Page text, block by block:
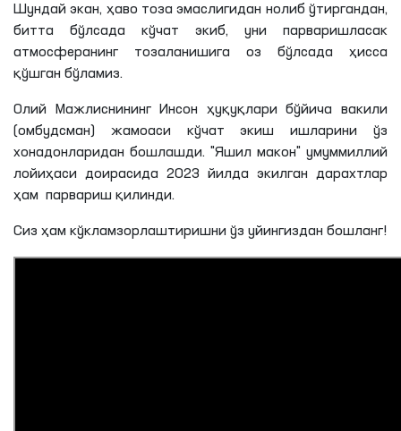
Шундай экан, ҳаво тоза эмаслигидан нолиб ўтиргандан,
битта бўлсада кўчат экиб, уни парваришласак
атмосферанинг тозаланишига оз бўлсада ҳисса
қўшган бўламиз.
Олий Мажлиснининг Инсон ҳуқуқлари бўйича вакили
(омбудсман) жамоаси кўчат экиш ишларини ўз
хонадонларидан бошлашди. "Яшил макон" умуммиллий
лойиҳаси доирасида 2023 йилда экилган дарахтлар
ҳам парвариш қилинди.
Сиз ҳам кўкламзорлаштиришни ўз уйингиздан бошланг!